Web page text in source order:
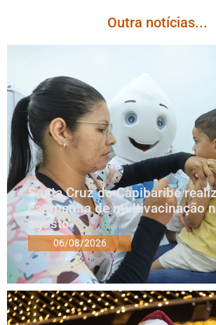
Outra notícias...
Santa Cruz do Capibaribe
campanha de multivacinação
agosto
06/08/2026